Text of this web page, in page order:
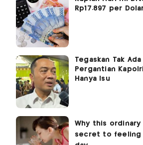
Rp17.897 per
Tegaskan Tak
Pergantian
Hanya Isu